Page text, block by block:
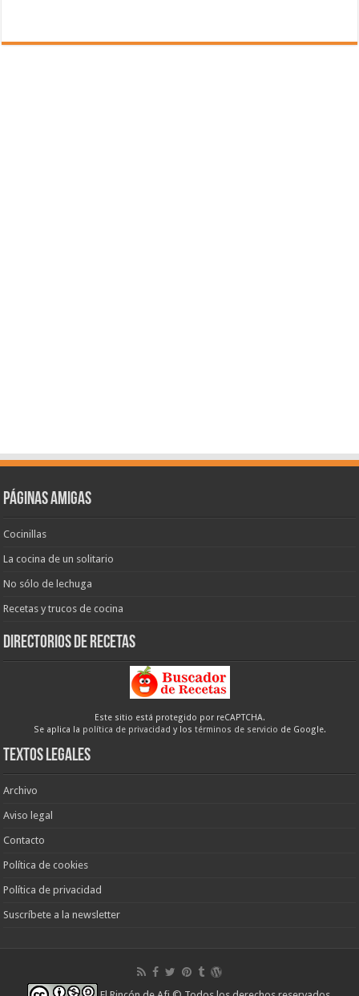
Páginas amigas
Cocinillas
La cocina de un solitario
No sólo de lechuga
Recetas y trucos de cocina
Directorios de recetas
Este sitio está protegido por reCAPTCHA.
Se aplica la política de privacidad y los términos de servicio de Google.
Textos legales
Archivo
Aviso legal
Contacto
Política de cookies
Política de privacidad
Suscríbete a la newsletter